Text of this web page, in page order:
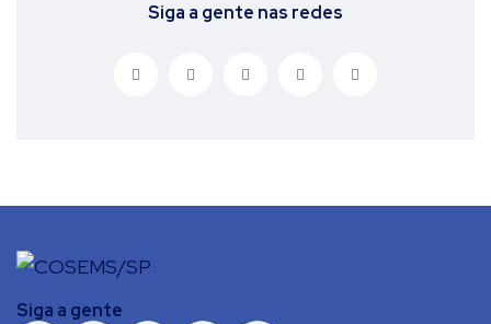
Siga a gente nas redes
Siga a gente